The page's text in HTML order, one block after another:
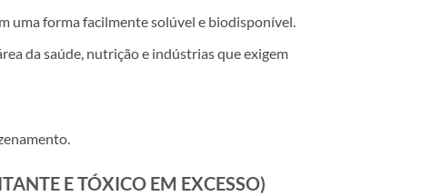
uma forma facilmente solúvel e biodisponível.
da saúde, nutrição e indústrias que exigem
E TÓXICO EM EXCESSO)